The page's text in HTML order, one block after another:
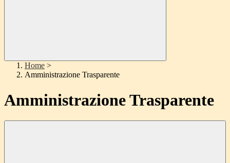
Home >
Amministrazione Trasparente
Amministrazione Trasparente